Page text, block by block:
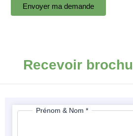
Envoyer ma demande
Recevoir
Prénom & Nom *